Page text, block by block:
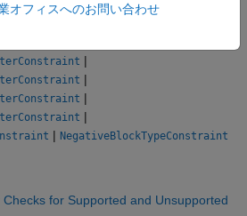
|
|
|
|
| NegativeBlockTypeConstraint
for Supported and Unsupported
オフィスへのお問い合わせ